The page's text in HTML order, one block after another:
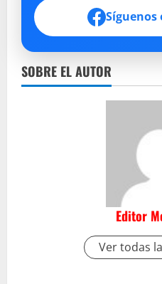
Síguenos
SOBRE EL AUTOR
Editor
Ver todas